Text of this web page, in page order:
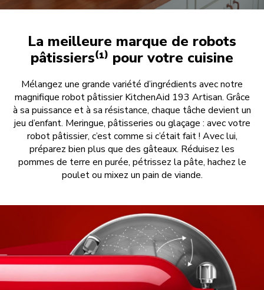
La meilleure marque de robots
pâtissiers⁽¹⁾ pour votre cuisine
Mélangez une grande variété d’ingrédients avec notre
magnifique robot pâtissier KitchenAid 193 Artisan. Grâce
à sa puissance et à sa résistance, chaque tâche devient un
jeu d’enfant. Meringue, pâtisseries ou glaçage : avec votre
robot pâtissier, c’est comme si c’était fait ! Avec lui,
préparez bien plus que des gâteaux. Réduisez les
pommes de terre en purée, pétrissez la pâte, hachez le
poulet ou mixez un pain de viande.